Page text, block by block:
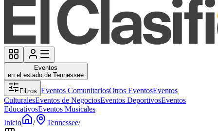
Eventos
en el estado de Tennessee
Filtros Eventos ComunitariosOtros EventosEventos
CulturalesEventos de NegociosEventos DeportivosEventos
EducativosEventos Musicales
Inicio
/ Tennessee/